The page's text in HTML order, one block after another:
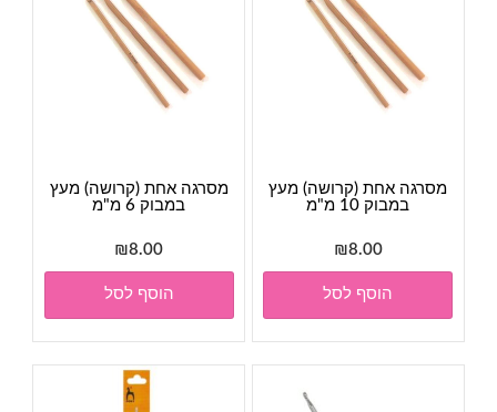
מסרגה אחת (קרושה) מעץ
במבוק 10 מ"מ
₪8.00
הוסף לסל
מסרגה אחת (קרושה) מעץ
במבוק 6 מ"מ
₪8.00
הוסף לסל